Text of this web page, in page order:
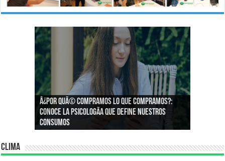
Â¿CÃ³mo podemos asegurar un espacio de
igualdad en el trabajo?
Â¿Por quÃ© compramos lo que compramos?:
Conoce la psicologÃ­a que define nuestros
consumos
Clima